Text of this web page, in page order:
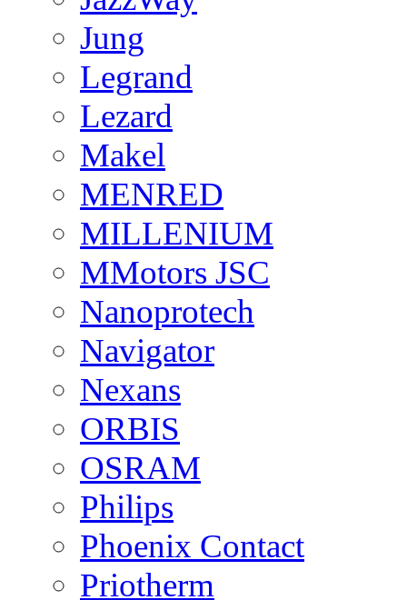
Jung
Legrand
Lezard
Makel
MENRED
MILLENIUM
MMotors JSC
Nanoprotech
Navigator
Nexans
ORBIS
OSRAM
Philips
Phoenix Contact
Priotherm